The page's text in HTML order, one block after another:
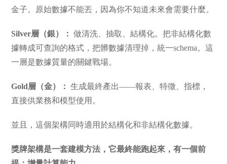
金子。原始數據不能丟，因為你不知道未來會需要什麼。
Silver層（銀）： 做清洗、抽取、結構化。把非結構化數
據轉成可查詢的格式，把髒數據清理掉，統一schema。這
一層是數據質量的關鍵戰場。
Gold層（金）： 生成最終產出——報表、特徵、指標，
直接供業務和模型使用。
並且，這個架構同時適用於結構化和非結構化數據。
獎牌架構是一套建模方法，它最終能跑起來，有一個前